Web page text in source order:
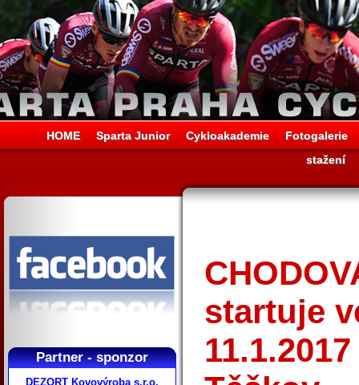
HOME Sparta Junior Cykloakademie
Fotogalerie
stažení
Partner - sponzor
DEZORT Kovovýroba s.r.o.
startuje